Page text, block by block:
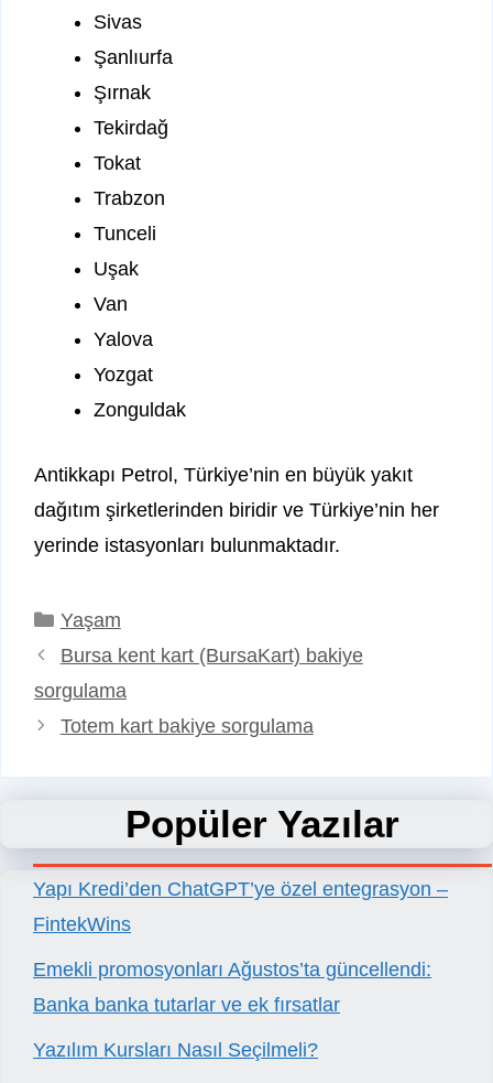
Sivas
Şanlıurfa
Şırnak
Tekirdağ
Tokat
Trabzon
Tunceli
Uşak
Van
Yalova
Yozgat
Zonguldak
Antikkapı Petrol, Türkiye’nin en büyük yakıt
dağıtım şirketlerinden biridir ve Türkiye’nin her
yerinde istasyonları bulunmaktadır.
Kategoriler
Yaşam
Bursa kent kart (BursaKart) bakiye
sorgulama
Totem kart bakiye sorgulama
Popüler Yazılar
Yapı Kredi’den ChatGPT’ye özel entegrasyon –
FintekWins
Emekli promosyonları Ağustos’ta güncellendi:
Banka banka tutarlar ve ek fırsatlar
Yazılım Kursları Nasıl Seçilmeli?